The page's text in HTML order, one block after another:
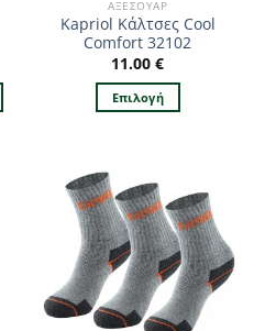
ΑΞΕΣΟΥΆΡ
Kapriol Κάλτσες Cool
Comfort 32102
11.00€
Επιλογή
έχει
πολλαπλές
παραλλαγές.
Οι
επιλογές
μπορούν